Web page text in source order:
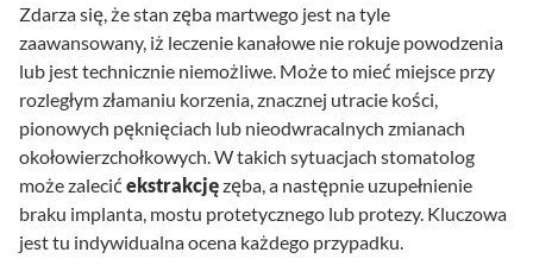
Zdarza się, że stan zęba martwego jest na tyle
zaawansowany, iż leczenie kanałowe nie rokuje powodzenia
lub jest technicznie niemożliwe. Może to mieć miejsce przy
rozległym złamaniu korzenia, znacznej utracie kości,
pionowych pęknięciach lub nieodwracalnych zmianach
okołowierzchołkowych. W takich sytuacjach stomatolog
może zalecić ekstrakcjęzęba, a następnie uzupełnienie
braku implanta, mostu protetycznego lub protezy. Kluczowa
jest tu indywidualna ocena każdego przypadku.